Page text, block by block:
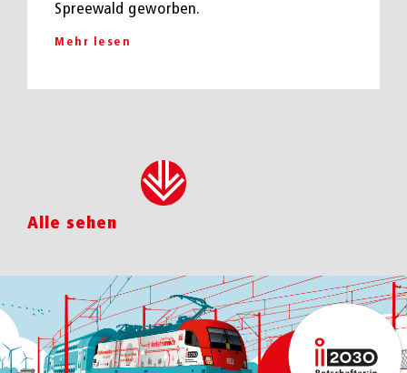
Spreewald geworben.
Mehr lesen
Alle sehen